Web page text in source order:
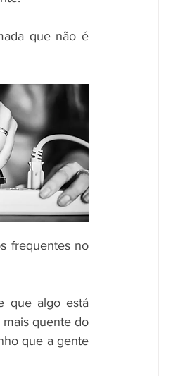
que não é
frequentes no
que algo está
mais quente do
que a gente